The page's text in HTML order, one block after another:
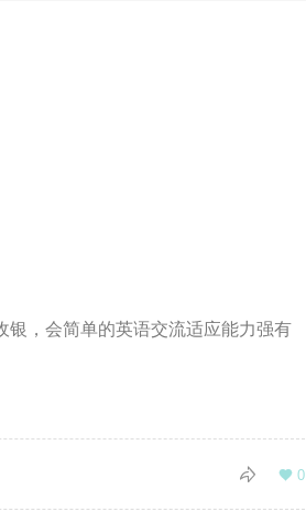
银，会简单的英语交流适应能力强有
 0
